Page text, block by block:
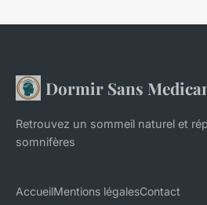
Dormir Sans
Retrouvez un sommeil naturel et
somnifères
AccueilMentions légalesContact